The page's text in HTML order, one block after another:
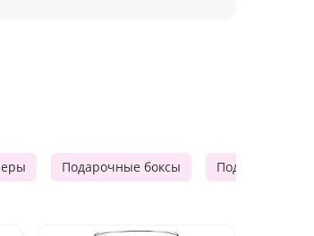
Подарочные боксы Подарочные